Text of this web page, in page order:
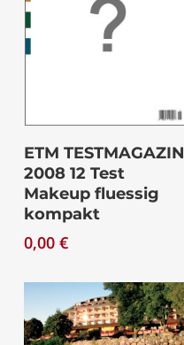
Download
ETM TESTMAGAZIN
2008 12 Test
Makeup fluessig
kompakt
0,00 €